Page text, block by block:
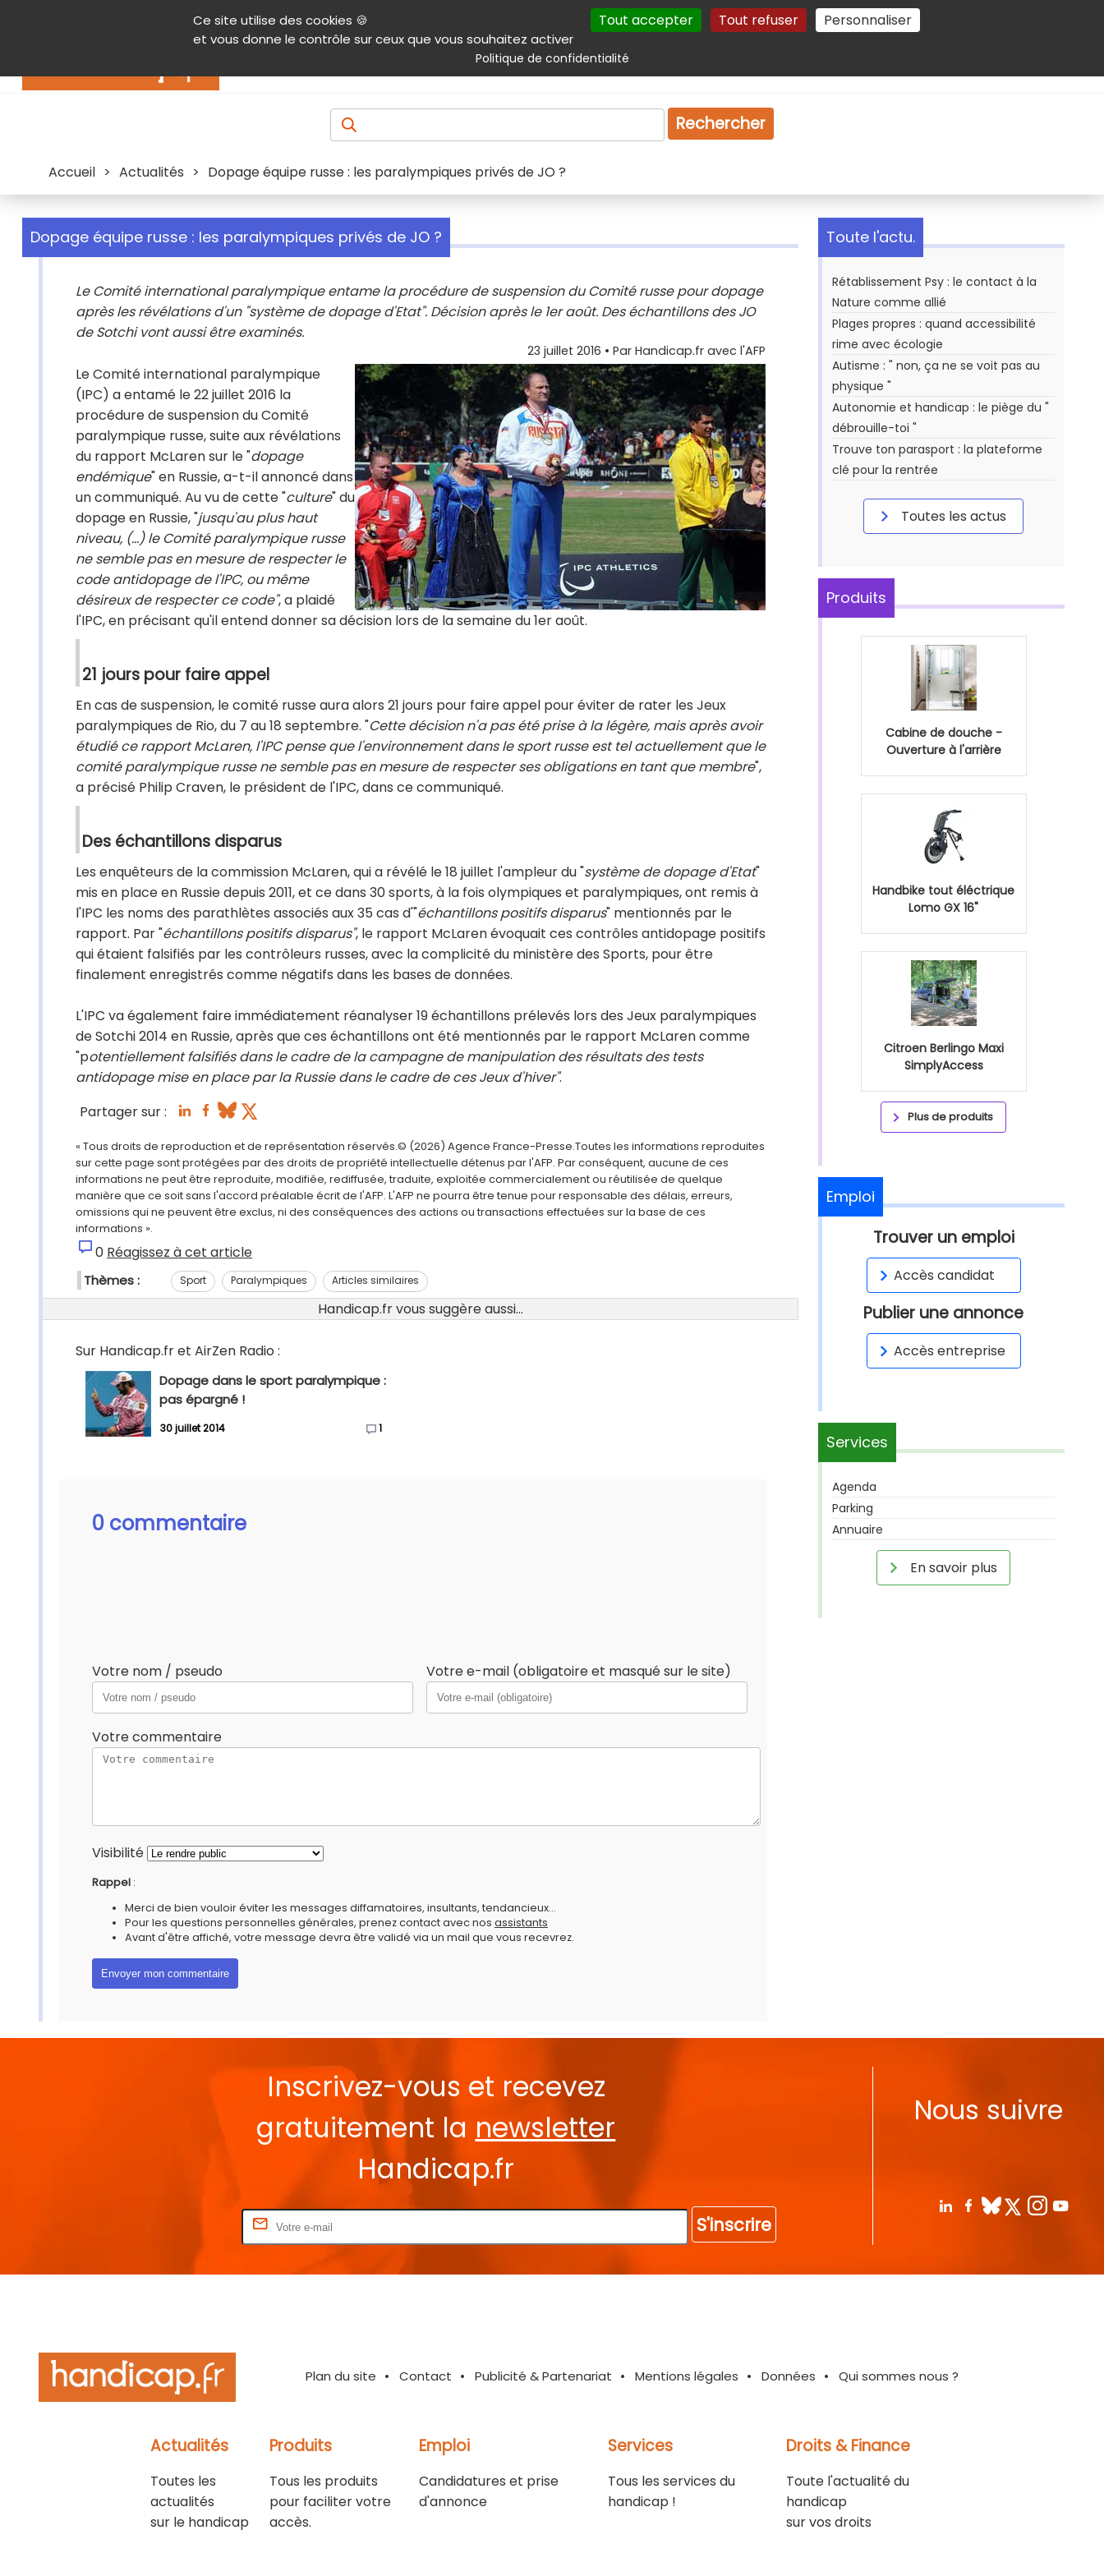
Ce site utilise des cookies 🍪
et vous donne le contrôle sur ceux que vous souhaitez activer
Tout accepter Tout refuser Personnaliser
Politique de confidentialité
Contenu Aide et accessibilité Menu principal Autres services Plan du site Gestion des cookies
Produits & services Emploi Droit
Rechercher
Accueil > Actualités > Dopage équipe russe : les paralympiques privés de JO ?
Dopage équipe russe : les paralympiques privés de JO ?
Le Comité international paralympique entame la procédure de suspension du Comité russe pour dopage
après les révélations d'un "système de dopage d'Etat". Décision après le 1er août. Des échantillons des JO
de Sotchi vont aussi être examinés.
23 juillet 2016 • Par Handicap.fr avec l'AFP
Le Comité international paralympique
(IPC) a entamé le 22 juillet 2016 la
procédure de suspension du Comité
paralympique russe, suite aux révélations
du rapport McLaren sur le "dopage
endémique" en Russie, a-t-il annoncé dans
un communiqué. Au vu de cette "culture" du
dopage en Russie, "jusqu'au plus haut
niveau, (...) le Comité paralympique russe
ne semble pas en mesure de respecter le
code antidopage de l'IPC, ou même
désireux de respecter ce code", a plaidé
l'IPC, en précisant qu'il entend donner sa décision lors de la semaine du 1er août.
21 jours pour faire appel
En cas de suspension, le comité russe aura alors 21 jours pour faire appel pour éviter de rater les Jeux
paralympiques de Rio, du 7 au 18 septembre. "Cette décision n'a pas été prise à la légère, mais après avoir
étudié ce rapport McLaren, l'IPC pense que l'environnement dans le sport russe est tel actuellement que le
comité paralympique russe ne semble pas en mesure de respecter ses obligations en tant que membre",
a précisé Philip Craven, le président de l'IPC, dans ce communiqué.
Des échantillons disparus
Les enquêteurs de la commission McLaren, qui a révélé le 18 juillet l'ampleur du "système de dopage d'Etat"
mis en place en Russie depuis 2011, et ce dans 30 sports, à la fois olympiques et paralympiques, ont remis à
l'IPC les noms des parathlètes associés aux 35 cas d'"échantillons positifs disparus" mentionnés par le
rapport. Par "échantillons positifs disparus", le rapport McLaren évoquait ces contrôles antidopage positifs
qui étaient falsifiés par les contrôleurs russes, avec la complicité du ministère des Sports, pour être
finalement enregistrés comme négatifs dans les bases de données.
L'IPC va également faire immédiatement réanalyser 19 échantillons prélevés lors des Jeux paralympiques
de Sotchi 2014 en Russie, après que ces échantillons ont été mentionnés par le rapport McLaren comme
"potentiellement falsifiés dans le cadre de la campagne de manipulation des résultats des tests
antidopage mise en place par la Russie dans le cadre de ces Jeux d'hiver".
Partager sur :
« Tous droits de reproduction et de représentation réservés.© (2026) Agence France-Presse.Toutes les informations reproduites
sur cette page sont protégées par des droits de propriété intellectuelle détenus par l'AFP. Par conséquent, aucune de ces
informations ne peut être reproduite, modifiée, rediffusée, traduite, exploitée commercialement ou réutilisée de quelque
manière que ce soit sans l'accord préalable écrit de l'AFP. L'AFP ne pourra être tenue pour responsable des délais, erreurs,
omissions qui ne peuvent être exclus, ni des conséquences des actions ou transactions effectuées sur la base de ces
informations ».
0 Réagissez à cet article
Thèmes : Sport Paralympiques Articles similaires
Handicap.fr vous suggère aussi...
Sur Handicap.fr et AirZen Radio :
Dopage dans le sport paralympique :
pas épargné !
30 juillet 2014 1
0 commentaire
Votre nom / pseudo Votre e-mail (obligatoire et masqué sur le site)
Votre commentaire
Visibilité
Rappel :
Merci de bien vouloir éviter les messages diffamatoires, insultants, tendancieux...
Pour les questions personnelles générales, prenez contact avec nos assistants
Avant d'être affiché, votre message devra être validé via un mail que vous recevrez.
Toute l'actu.
Rétablissement Psy : le contact à la
Nature comme allié
Plages propres : quand accessibilité
rime avec écologie
Autisme : " non, ça ne se voit pas au
physique "
Autonomie et handicap : le piège du "
débrouille-toi "
Trouve ton parasport : la plateforme
clé pour la rentrée
Toutes les actus
Produits
Cabine de douche -
Ouverture à l'arrière
Handbike tout éléctrique
Lomo GX 16"
Citroen Berlingo Maxi
SimplyAccess
Plus de produits
Emploi
Trouver un emploi
Accès candidat
Publier une annonce
Accès entreprise
Services
Agenda
Parking
Annuaire
En savoir plus
Inscrivez-vous et recevez
gratuitement la newsletter
Handicap.fr
S'inscrire
Nous suivre
Plan du site Contact Publicité & Partenariat Mentions légales Données Qui sommes nous ?
Actualités
Toutes les
actualités
sur le handicap
Produits
Tous les produits
pour faciliter votre
accès.
Emploi
Candidatures et prise
d'annonce
Services
Tous les services du
handicap !
Droits & Finance
Toute l'actualité du
handicap
sur vos droits